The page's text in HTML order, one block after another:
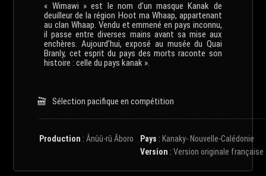
« Wimawi » est le nom d’un masque Kanak de
deuilleur de la région Hoot ma Whaap, appartenant
au clan Whaap. Vendu et emmené en pays inconnu,
il passe entre diverses mains avant sa mise aux
enchères. Aujourd’hui, exposé au musée du Quai
Branly, cet esprit du pays des morts raconte son
histoire : celle du pays kanak ».
Sélection pacifique en compétition
Production :Ânûû-rû Âboro Pays : Kanaky- Nouvelle-Calédonie
Version :Version originale française